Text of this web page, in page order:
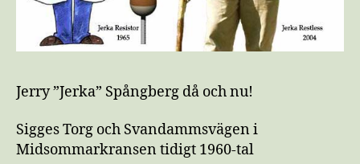
Jerry ”Jerka” Spångberg då och nu!
Sigges Torg och Svandammsvägen i
Midsommarkransen tidigt 1960-tal